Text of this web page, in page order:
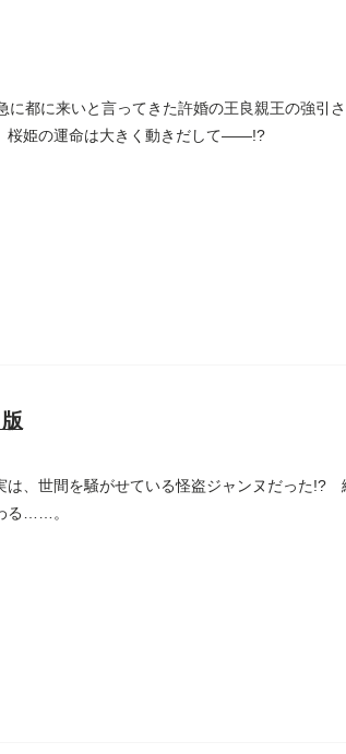
都に来いと言ってきた許婚の王良親王の強引
桜姫の運命は大きく動きだして――!?
は、世間を騒がせている怪盗ジャンヌだった!?
る……。